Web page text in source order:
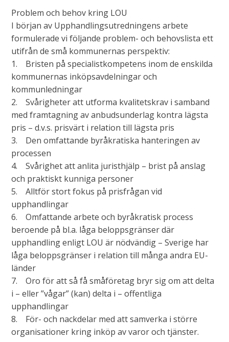
Problem och behov kring LOU
I början av Upphandlingsutredningens arbete
formulerade vi följande problem- och behovslista ett
utifrån de små kommunernas perspektiv:
1. Bristen på specialistkompetens inom de enskilda
kommunernas inköpsavdelningar och
kommunledningar
2. Svårigheter att utforma kvalitetskrav i samband
med framtagning av anbudsunderlag kontra lägsta
pris – d.v.s. prisvärt i relation till lägsta pris
3. Den omfattande byråkratiska hanteringen av
processen
4. Svårighet att anlita juristhjälp – brist på anslag
och praktiskt kunniga personer
5. Alltför stort fokus på prisfrågan vid
upphandlingar
6. Omfattande arbete och byråkratisk process
beroende på bl.a. låga beloppsgränser där
upphandling enligt LOU är nödvändig – Sverige har
låga beloppsgränser i relation till många andra EU-
länder
7. Oro för att så få småföretag bryr sig om att delta
i – eller ”vågar” (kan) delta i – offentliga
upphandlingar
8. För- och nackdelar med att samverka i större
organisationer kring inköp av varor och tjänster.